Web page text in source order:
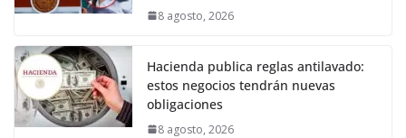
8 agosto, 2026
Hacienda publica reglas antilavado:
estos negocios tendrán nuevas
obligaciones
8 agosto, 2026